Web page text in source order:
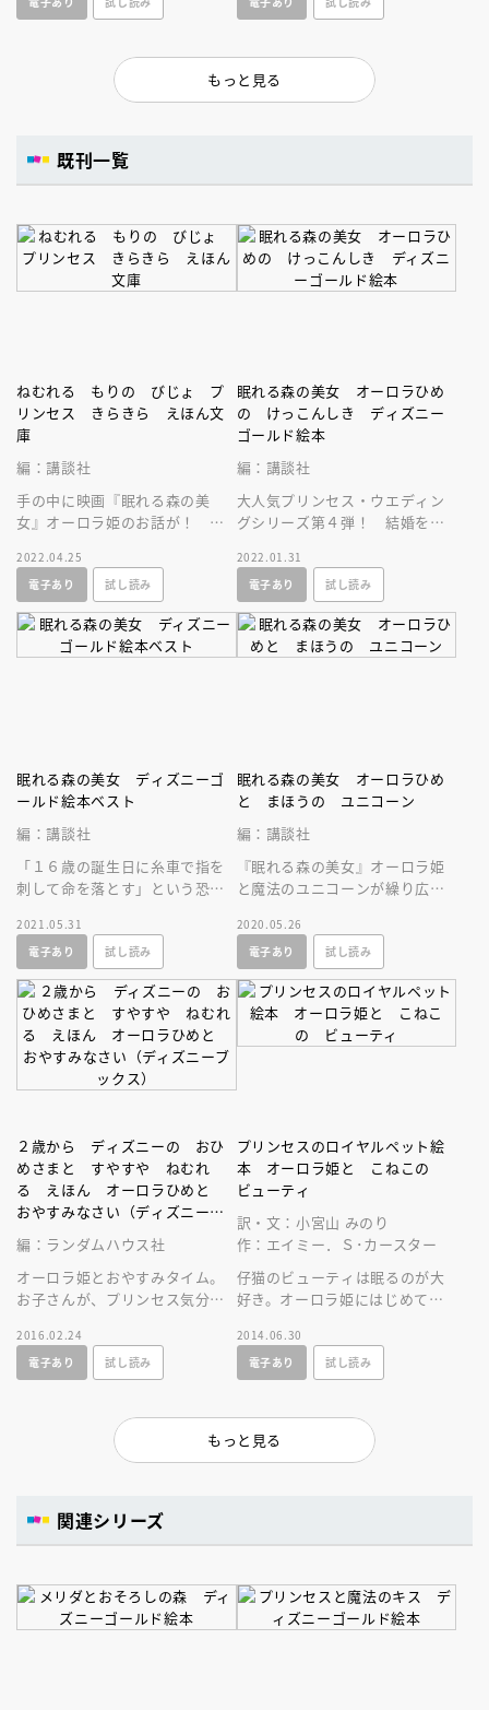
もっと見る
既刊一覧
ねむれる もりの びじょ プ
リンセス きらきら えほん文
庫
編：講談社
手の中に映画『眠れる森の美
女』オーロラ姫のお話が！ 便
トに入れて、いつでもどこでも
持ち運べます！
2022.04.25
電子あり
試し読み
眠れる森の美女 オーロラひめ
の けっこんしき ディズニー
ゴールド絵本
編：講談社
大人気プリンセス・ウエディン
グシリーズ第４弾！ 結婚を控
アドバイスをくれたのは……？
2022.01.31
電子あり
試し読み
眠れる森の美女 ディズニーゴ
ールド絵本ベスト
編：講談社
「１６歳の誕生日に糸車で指を
刺して命を落とす」という恐ろ
しいオーロラ姫の、ロマンチッ
クな恋物語！
2021.05.31
電子あり
試し読み
眠れる森の美女 オーロラひめ
と まほうの ユニコーン
編：講談社
『眠れる森の美女』オーロラ姫
と魔法のユニコーンが繰り広げ
ー。美しいアートがとっても魅
力的です！
2020.05.26
電子あり
試し読み
２歳から ディズニーの おひ
めさまと すやすや ねむれ
る えほん オーロラひめと
おやすみなさい（ディズニーブ
ックス）
編：ランダムハウス社
オーロラ姫とおやすみタイム。
お子さんが、プリンセス気分で
活習慣を応援。２歳からのプリ
ンセス絵本
2016.02.24
電子あり
試し読み
プリンセスのロイヤルペット絵
本 オーロラ姫と こねこの
ビューティ
訳・文：小宮山 みのり
作：エイミー．Ｓ･カースター
仔猫のビューティは眠るのが大
好き。オーロラ姫にはじめて会
の、お城での出来事をのぞいて
みましょう。
2014.06.30
電子あり
試し読み
もっと見る
関連シリーズ